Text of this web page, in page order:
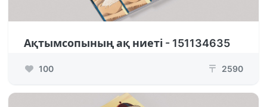
Ақтымсопының ақ ниеті - 151134635
100 ₸ 2590